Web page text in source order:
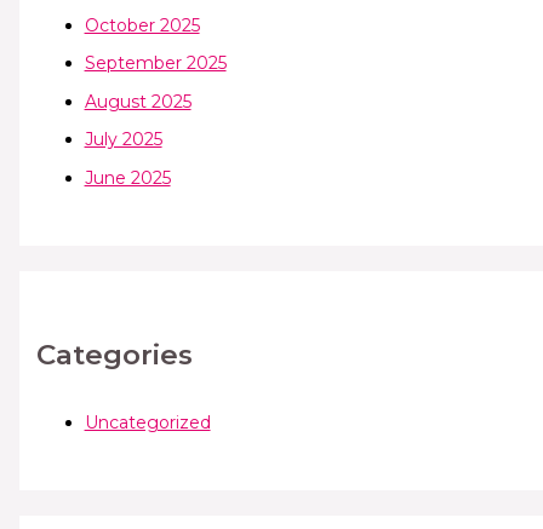
October 2025
September 2025
August 2025
July 2025
June 2025
Categories
Uncategorized